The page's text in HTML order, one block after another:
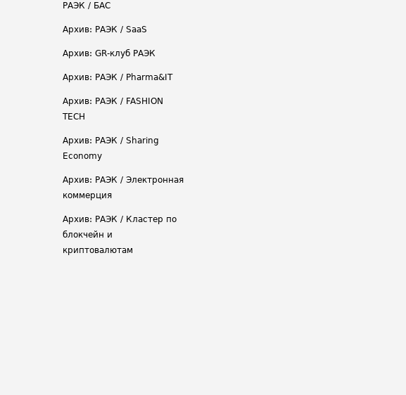
РАЭК / БАС
Архив: РАЭК / SaaS
Архив: GR-клуб РАЭК
Архив: РАЭК / Pharma&IT
Архив: РАЭК / FASHION
TECH
Архив: РАЭК / Sharing
Economy
Архив: РАЭК / Электронная
коммерция
Архив: РАЭК / Кластер по
блокчейн и
криптовалютам